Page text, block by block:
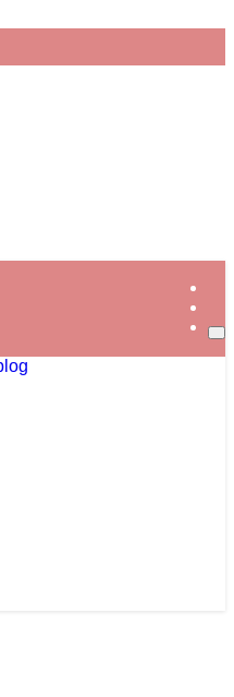
の情報を発信していきます。